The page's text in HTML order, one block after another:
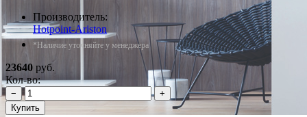
Производитель:
Hotpoint-Ariston
*Наличие уточняйте у менеджера
23640 руб.
Кол-во:
−
+
Купить